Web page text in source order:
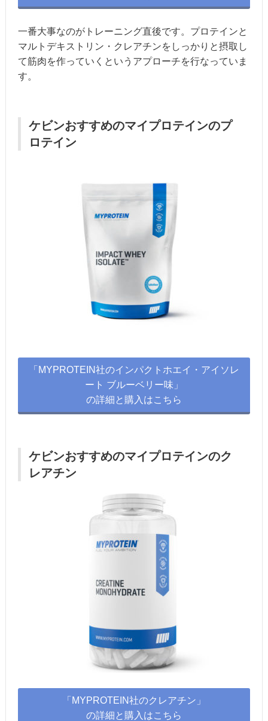
一番大事なのがトレーニング直後です。プロテインと
マルトデキストリン・クレアチンをしっかりと摂取し
て筋肉を作っていくというアプローチを行なっていま
す。
ケビンおすすめのマイプロテインのプ
ロテイン
「MYPROTEIN社のインパクトホエイ・アイソレ
ート ブルーベリー味」
の詳細と購入はこちら
ケビンおすすめのマイプロテインのク
レアチン
「MYPROTEIN社のクレアチン」
の詳細と購入はこちら